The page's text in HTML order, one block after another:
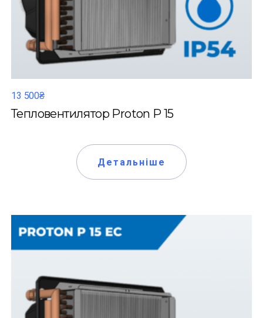
13 500₴
Тепловентилятор Proton P 15
Детальніше